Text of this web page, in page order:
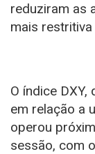
reduziram as
mais restritiva
O índice
em relação a
operou
sessão, com